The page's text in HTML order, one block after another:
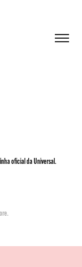
oficial da Universal.